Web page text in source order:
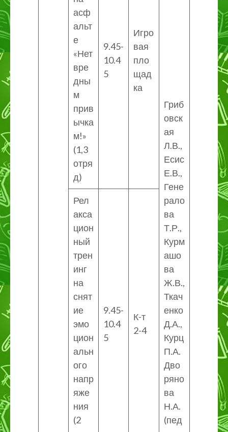
Гриб
овск
ая
Л.В.,
Есис
Е.В.,
Гене
рало
ва
Т.Р.,
Курм
ашо
ва
Ж.В.,
Ткач
енко
Д.А.,
Курц
П.А.
Дво
ряно
ва
Н.А.
(пед
асф
альт
е
«Нет
вре
дны
м
прив
ычка
м!»
(1,3
отря
д)
9.45-
10.4
5
Игро
вая
пло
щад
ка
Рел
акса
цион
ный
трен
инг
на
снят
ие
эмо
цион
альн
ого
напр
яже
ния
(2
9.45-
10.4
5
К-т
2-4